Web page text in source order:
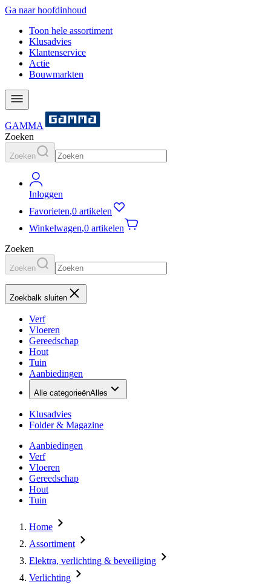
Ga naar hoofdinhoud
Toon hele assortiment
Klusadvies
Klantenservice
Actie
Bouwmarkten
GAMMA
Zoeken
Zoeken
Inloggen
Favorieten,0 artikelen
Winkelwagen,0 artikelen
Zoeken
Zoeken
Zoekbalk sluiten
Verf
Vloeren
Gereedschap
Hout
Tuin
Aanbiedingen
Alle categorieënAlles
Klusadvies
Folder & Magazine
Aanbiedingen
Verf
Vloeren
Gereedschap
Hout
Tuin
Home
Assortiment
Elektra, verlichting & beveiliging
Verlichting